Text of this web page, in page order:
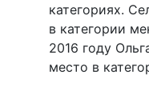
категориях.
в категории
2016 году
место в